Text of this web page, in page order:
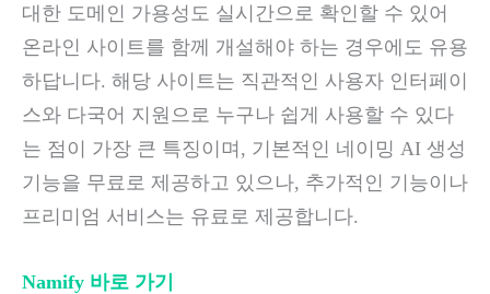
대한 도메인 가용성도 실시간으로 확인할 수 있어
온라인 사이트를 함께 개설해야 하는 경우에도 유용
하답니다. 해당 사이트는 직관적인 사용자 인터페이
스와 다국어 지원으로 누구나 쉽게 사용할 수 있다
는 점이 가장 큰 특징이며, 기본적인 네이밍 AI 생성
기능을 무료로 제공하고 있으나, 추가적인 기능이나
프리미엄 서비스는 유료로 제공합니다.
Namify 바로 가기